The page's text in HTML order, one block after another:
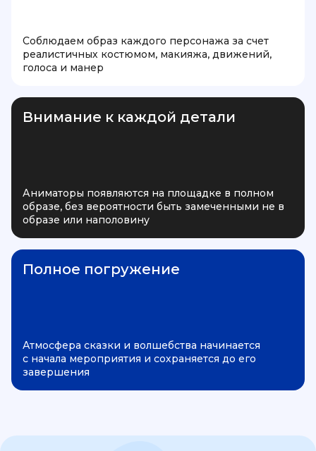
Соблюдаем образ каждого персонажа за счет
реалистичных костюмом, макияжа, движений,
голоса и манер
Внимание к каждой детали
Аниматоры появляются на площадке в полном
образе, без вероятности быть замеченными не в
образе или наполовину
Полное погружение
Атмосфера сказки и волшебства начинается
с начала мероприятия и сохраняется до его
завершения